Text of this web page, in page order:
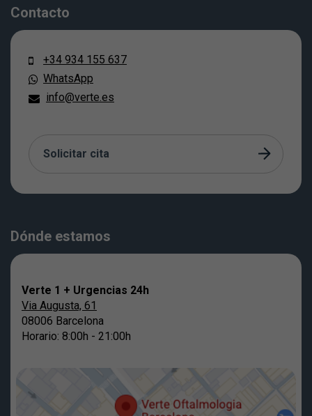
Contacto
+34 934 155 637
WhatsApp
info@verte.es
Solicitar cita
Dónde estamos
Verte 1 + Urgencias 24h
Via Augusta, 61
08006 Barcelona
Horario: 8:00h - 21:00h